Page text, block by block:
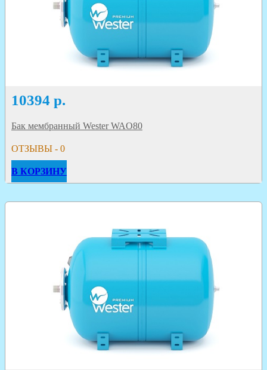
10394 р.
Бак мембранный Wester WAO80
ОТЗЫВЫ - 0
В КОРЗИНУ